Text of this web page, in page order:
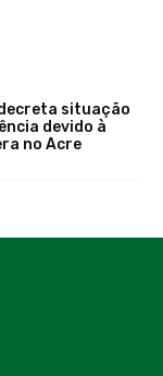
situação
devido à
no Acre